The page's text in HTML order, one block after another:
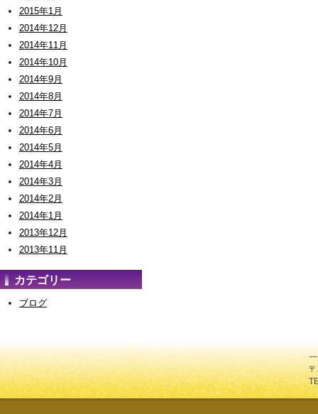
2015年1月
2014年12月
2014年11月
2014年10月
2014年9月
2014年8月
2014年7月
2014年6月
2014年5月
2014年4月
2014年3月
2014年2月
2014年1月
2013年12月
2013年11月
カテゴリー
ブログ